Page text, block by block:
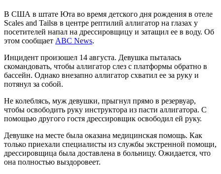
В США в штате Юта во время детского дня рождения в отеле
Scales and Tailsв в центре рептилий аллигатор на глазах у
посетителей напал на дрессировщицу и затащил ее в воду. Об
этом сообщает ABC News.
Инцидент произошел 14 августа. Девушка пыталась
скомандовать, чтобы аллигатор слез с платформы обратно в
бассейн. Однако внезапно аллигатор схватил ее за руку и
потянул за собой.
Не колеблясь, муж девушки, прыгнул прямо в резервуар,
чтобы освободить руку инструктора из пасти аллигатора. С
помощью другого гостя дрессировщик освободил ей руку.
Девушке на месте была оказана медицинская помощь. Как
только приехали специалисты из службы экстренной помощи,
дрессировщица была доставлена в больницу. Ожидается, что
она полностью выздоровеет.